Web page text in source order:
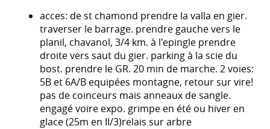
acces: de st chamond prendre la valla en gier.
traverser le barrage. prendre gauche vers le
planil, chavanol, 3/4 km. à l'epingle prendre
droite vers saut du gier. parking à la scie du
bost. prendre le GR. 20 min de marche. 2 voies:
5B et 6A/B equipées montagne, retour sur vire!
pas de coinceurs mais anneaux de sangle.
engagé voire expo. grimpe en été ou hiver en
glace (25m en II/3)relais sur arbre